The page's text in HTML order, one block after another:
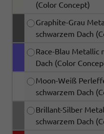
(Color Concept)
Graphite-Grau
schwarzem Dach
Race-Blau Metallic
Dach (Color
Moon-Weiß
schwarzem Dach
Brillant-Silber
schwarzem Dach